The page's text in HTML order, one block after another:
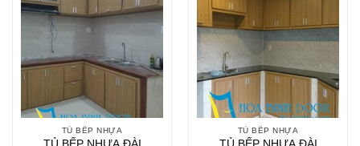
TỦ BẾP NHỰA TỦ BẾP NHỰA